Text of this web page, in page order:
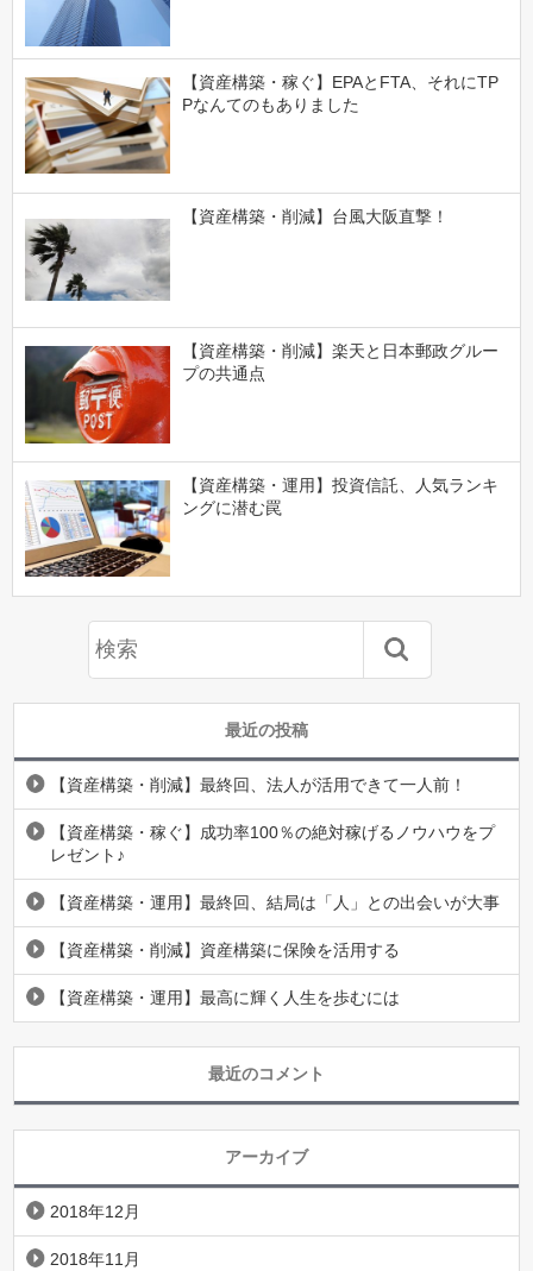
【資産構築・稼ぐ】EPAとFTA、それにTP
Pなんてのもありました
【資産構築・削減】台風大阪直撃！
【資産構築・削減】楽天と日本郵政グルー
プの共通点
【資産構築・運用】投資信託、人気ランキ
ングに潜む罠
最近の投稿
【資産構築・削減】最終回、法人が活用できて一人前！
【資産構築・稼ぐ】成功率100％の絶対稼げるノウハウをプ
レゼント♪
【資産構築・運用】最終回、結局は「人」との出会いが大事
【資産構築・削減】資産構築に保険を活用する
【資産構築・運用】最高に輝く人生を歩むには
最近のコメント
アーカイブ
2018年12月
2018年11月